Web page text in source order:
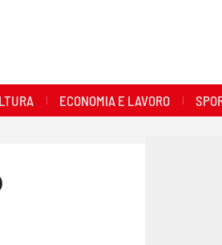
ECONOMIA E LAVORO